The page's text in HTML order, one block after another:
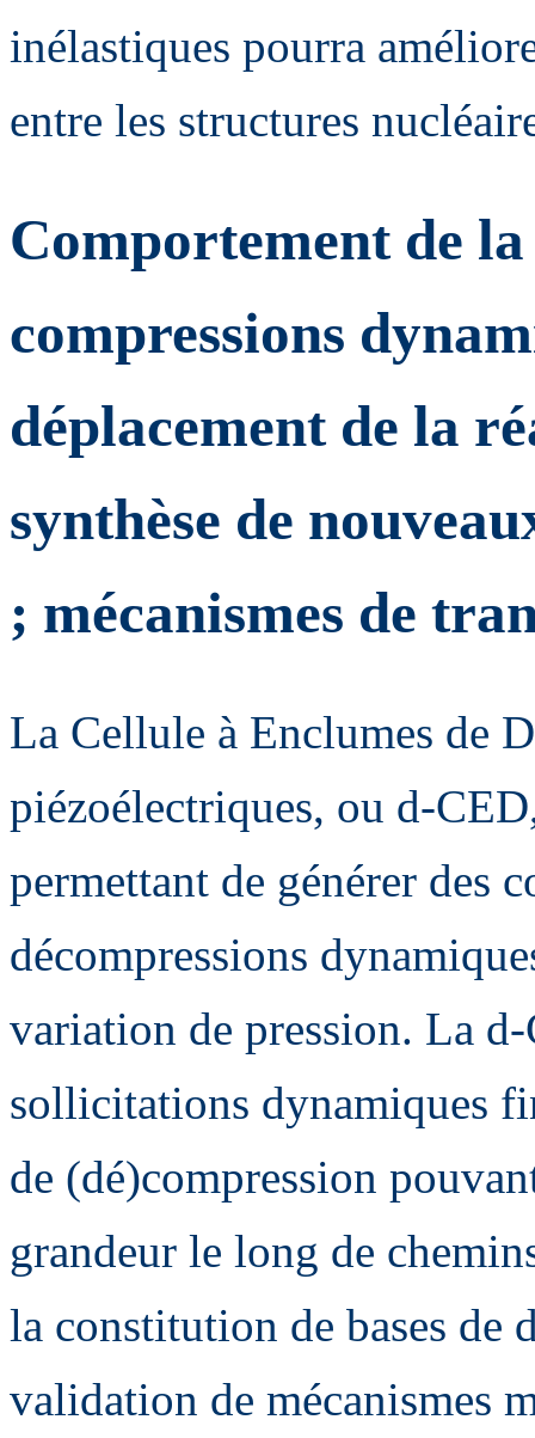
inélastiques pourra
entre les structures
Comportement de
compressions
déplacement de la
synthèse de
; mécanismes de
La Cellule à Enclumes de
piézoélectriques, ou d-
permettant de générer des
décompressions
variation de pression. La
sollicitations dynamiques
de (dé)compression
grandeur le long de
la constitution de bases de
validation de mécanismes